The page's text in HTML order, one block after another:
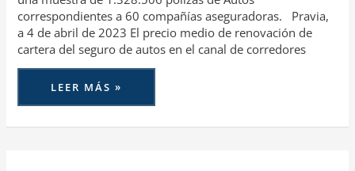
correspondientes a 60 compañías aseguradoras. Pravia,
a 4 de abril de 2023 El precio medio de renovación de
cartera del seguro de autos en el canal de corredores
LEER MÁS »